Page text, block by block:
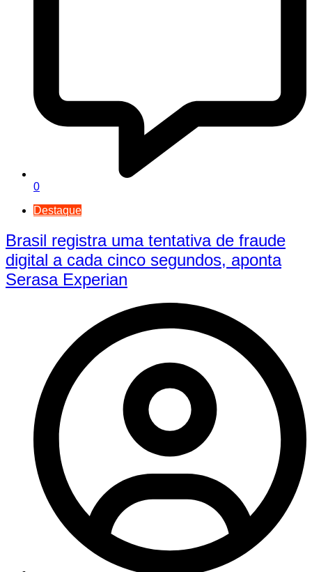
0
Destaque
Brasil registra uma tentativa de fraude
digital a cada cinco segundos, aponta
Serasa Experian